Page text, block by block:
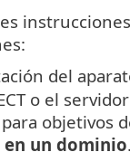
del
o el servidor
objetivos
un dominio.